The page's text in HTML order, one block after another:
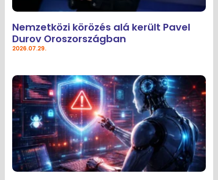
Nemzetközi körözés alá került Pavel
Durov Oroszországban
2026.07.29.